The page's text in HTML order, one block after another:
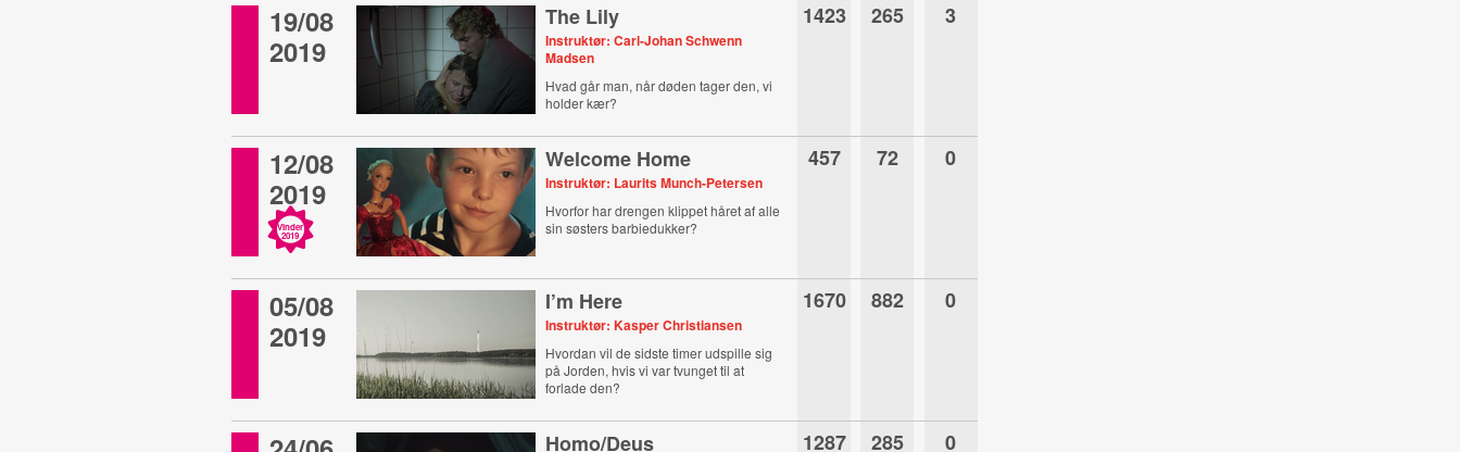
19/08
2019
The Lily
Instruktør: Carl-Johan Schwenn
Madsen
Hvad går man, når døden tager den, vi
holder kær?
1423 265 3
12/08
2019
Vinder
2019
Welcome Home
Instruktør: Laurits Munch-Petersen
Hvorfor har drengen klippet håret af alle
sin søsters barbiedukker?
457 72 0
05/08
2019
I’m Here
Instruktør: Kasper Christiansen
Hvordan vil de sidste timer udspille sig
på Jorden, hvis vi var tvunget til at
forlade den?
1670 882 0
Homo/Deus 1287 285 0